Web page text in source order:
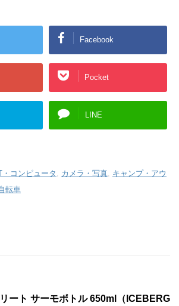
Facebook
Pocket
LINE
・コンピュータ カメラ・写真 キャンプ・アウ
転車
ート サーモボトル 650ml（ICEBERG